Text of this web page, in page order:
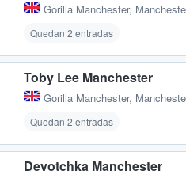
Gorilla Manchester,
Quedan 2 entradas
Toby Lee Manchester
Gorilla Manchester,
Quedan 2 entradas
Devotchka Manchester